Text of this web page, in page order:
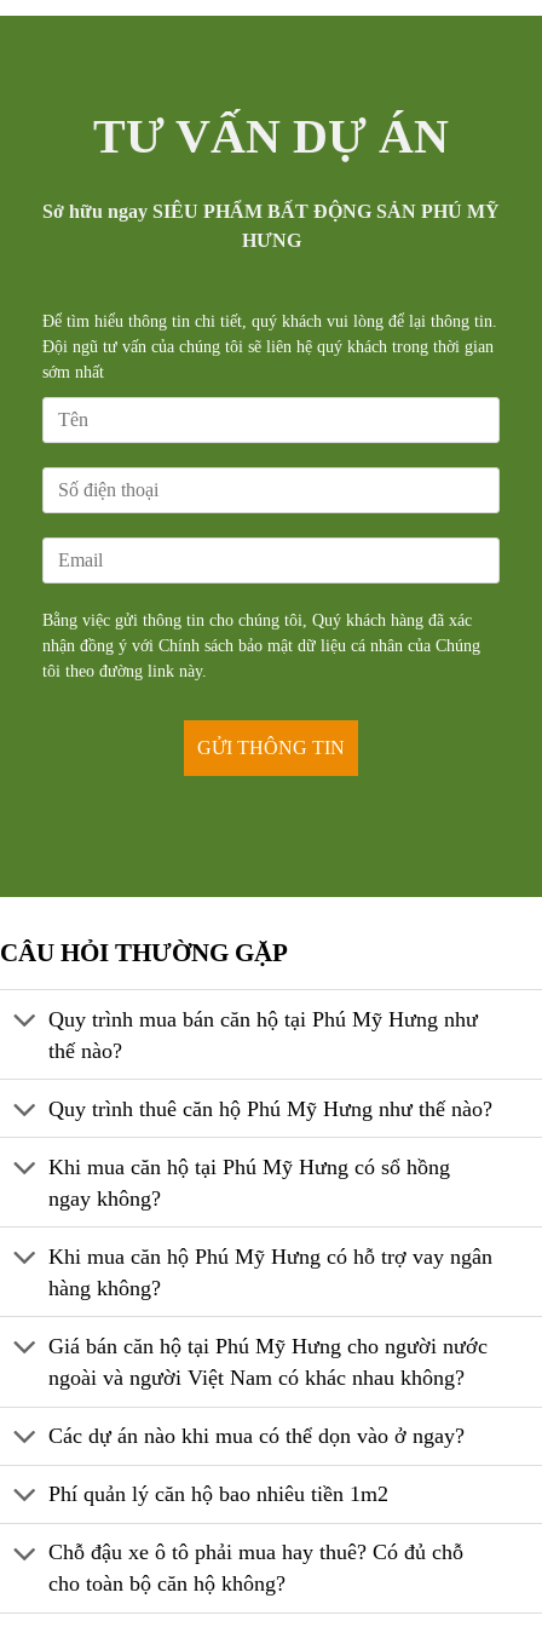
TƯ VẤN DỰ ÁN
Sở hữu ngay SIÊU PHẨM BẤT ĐỘNG SẢN PHÚ MỸ
HƯNG
Để tìm hiểu thông tin chi tiết, quý khách vui lòng để lại thông tin.
Đội ngũ tư vấn của chúng tôi sẽ liên hệ quý khách trong thời gian
sớm nhất
Bằng việc gửi thông tin cho chúng tôi, Quý khách hàng đã xác
nhận đồng ý với Chính sách bảo mật dữ liệu cá nhân của Chúng
tôi theo đường link này.
CÂU HỎI THƯỜNG GẶP
Quy trình mua bán căn hộ tại Phú Mỹ Hưng như
thế nào?
Quy trình thuê căn hộ Phú Mỹ Hưng như thế nào?
Khi mua căn hộ tại Phú Mỹ Hưng có sổ hồng
ngay không?
Khi mua căn hộ Phú Mỹ Hưng có hỗ trợ vay ngân
hàng không?
Giá bán căn hộ tại Phú Mỹ Hưng cho người nước
ngoài và người Việt Nam có khác nhau không?
Các dự án nào khi mua có thể dọn vào ở ngay?
Phí quản lý căn hộ bao nhiêu tiền 1m2
Chỗ đậu xe ô tô phải mua hay thuê? Có đủ chỗ
cho toàn bộ căn hộ không?